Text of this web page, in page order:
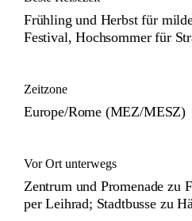
Frühling und Herbst für
Festival, Hochsommer für
Zeitzone
Europe/Rome (MEZ/MESZ)
Vor Ort unterwegs
Zentrum und Promenade zu
per Leihrad; Stadtbusse zu